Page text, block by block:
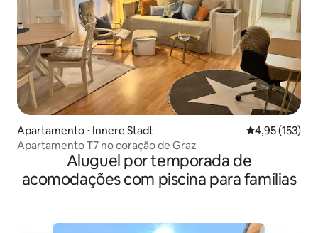
Apartamento ⋅ Innere Stadt 4,95 de uma
4,95 (153)
Apartamento T7 no coração de Graz
Aluguel por temporada de
acomodações com piscina para famílias